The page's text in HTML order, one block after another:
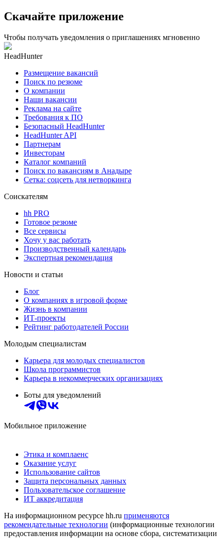
Скачайте приложение
Чтобы получать уведомления о приглашениях мгновенно
HeadHunter
Размещение вакансий
Поиск по резюме
О компании
Наши вакансии
Реклама на сайте
Требования к ПО
Безопасный HeadHunter
HeadHunter API
Партнерам
Инвесторам
Каталог компаний
Поиск по вакансиям в Анадыре
Сетка: соцсеть для нетворкинга
Соискателям
hh PRO
Готовое резюме
Все сервисы
Хочу у вас работать
Производственный календарь
Экспертная рекомендация
Новости и статьи
Блог
О компаниях в игровой форме
Жизнь в компании
ИТ-проекты
Рейтинг работодателей России
Молодым специалистам
Карьера для молодых специалистов
Школа программистов
Карьера в некоммерческих организациях
Боты для уведомлений
Мобильное приложение
Этика и комплаенс
Оказание услуг
Использование сайтов
Защита персональных данных
Пользовательское соглашение
ИТ аккредитация
На информационном ресурсе hh.ru применяются
рекомендательные технологии (информационные технологии
предоставления информации на основе сбора, систематизации